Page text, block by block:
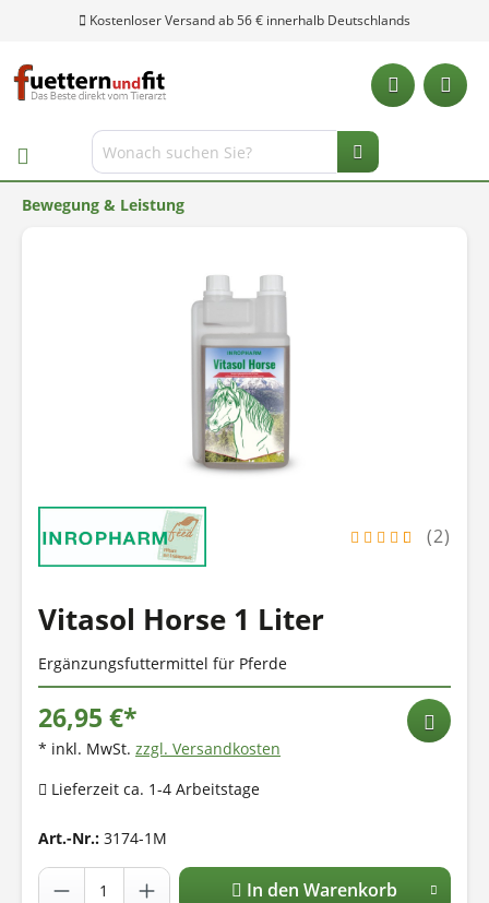
Kostenloser Versand ab 56 € innerhalb Deutschlands
Bewegung & Leistung
(2)
Vitasol Horse 1 Liter
Ergänzungsfuttermittel für Pferde
26,95 €*
* inkl. MwSt. zzgl. Versandkosten
Lieferzeit ca. 1-4 Arbeitstage
Art.-Nr.: 3174-1M
In den Warenkorb